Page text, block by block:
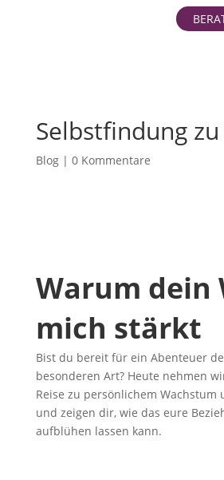
Selbstfindung
Blog| 0 Kommentare
Warum dein
mich stärkt
Bist du bereit für ein Abenteuer
besonderen Art? Heute nehmen
Reise zu persönlichem Wachstum
und zeigen dir, wie das eure
aufblühen lassen kann.